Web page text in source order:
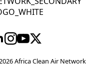
Africa Clean Air Network